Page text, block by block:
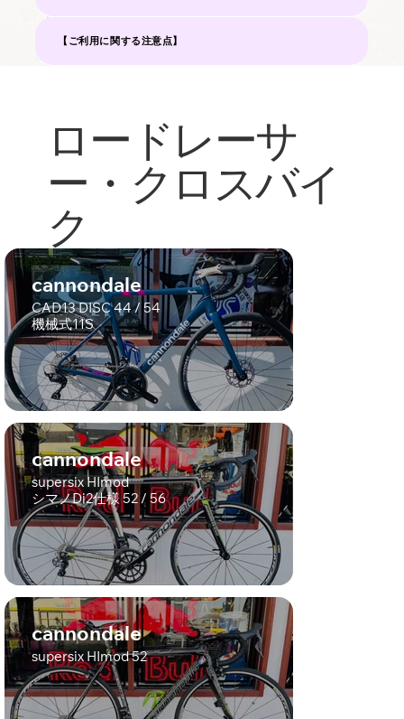
【ご利用に関する注意点】
ロードレーサ
ー・クロスバイ
ク
cannondale
CAD13 DISC 44 / 54
機械式11S
cannondale
supersix HImod
シマノDi2仕様 52 / 56
cannondale
supersix HImod 52